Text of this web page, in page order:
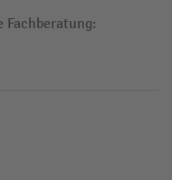
Fachberatung: